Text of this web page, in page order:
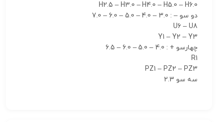
H2.5 – H3.0 – H4.0 – H5.0 – H6.0
دو سو – : 3.0 – 4.0 – 5.0 – 6.0 – 7.0
U6 – U8
Y1 – Y2 – Y3
چهارسو + : 4.0 – 5.0 – 6.0 – 6.5
R1
PZ1 – PZ2 – PZ3
سه سو 2.3